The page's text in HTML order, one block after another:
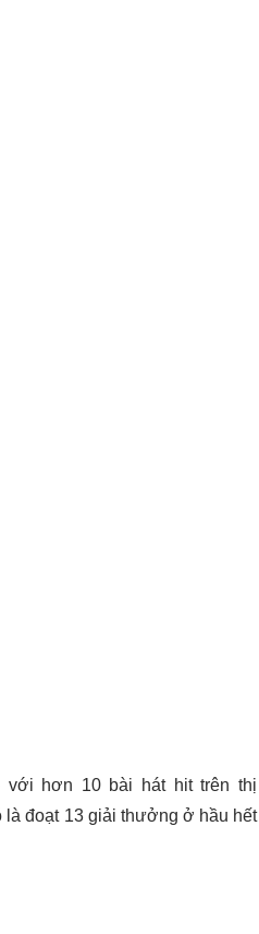
với hơn 10 bài hát hit trên thị
đoạt 13 giải thưởng ở hầu hết